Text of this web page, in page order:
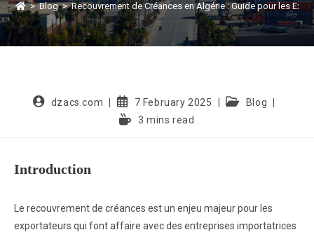
> Blog > Recouvrement de Créances en Algérie : Guide pour les
dzacs.com 7 February 2025
Blog
3 mins read
Introduction
Le recouvrement de créances est un enjeu majeur pour les
exportateurs qui font affaire avec des entreprises importatrices